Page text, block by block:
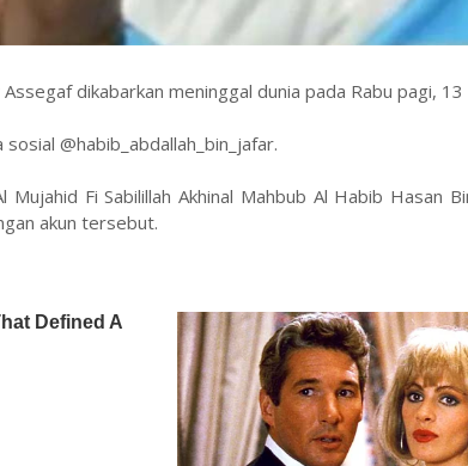
dikabarkan meninggal dunia pada Rabu pagi,
@habib_abdallah_bin_jafar.
Fi Sabilillah Akhinal Mahbub Al Habib Hasan
akun tersebut.